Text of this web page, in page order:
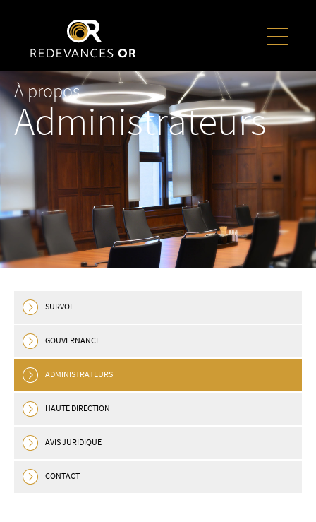
À propos
Administrateurs
SURVOL
GOUVERNANCE
ADMINISTRATEURS
HAUTE DIRECTION
AVIS JURIDIQUE
CONTACT